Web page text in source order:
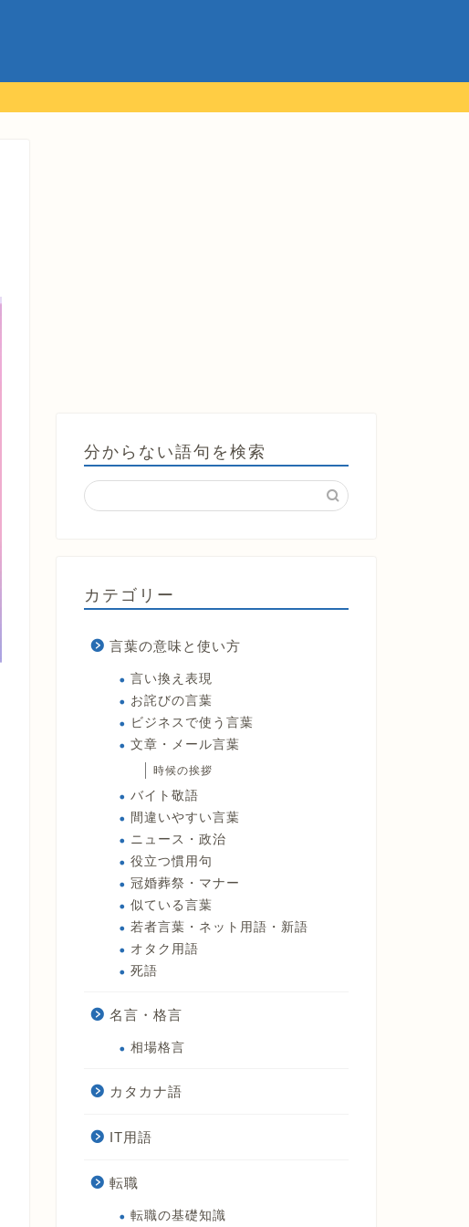
分からない語句を検索
カテゴリー
言葉の意味と使い方
言い換え表現
お詫びの言葉
ビジネスで使う言葉
文章・メール言葉
時候の挨拶
バイト敬語
間違いやすい言葉
ニュース・政治
役立つ慣用句
冠婚葬祭・マナー
似ている言葉
若者言葉・ネット用語・新語
オタク用語
死語
名言・格言
相場格言
カタカナ語
IT用語
転職
転職の基礎知識